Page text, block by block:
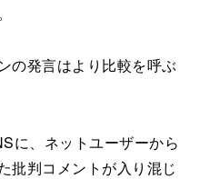
の発言はより比較を呼ぶ
に、ネットユーザーから
批判コメントが入り混じ